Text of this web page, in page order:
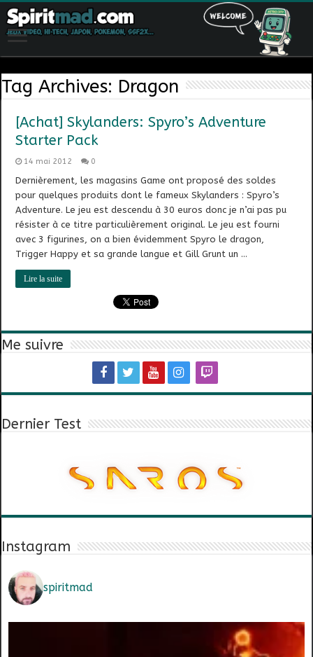
Tag Archives: Dragon
[Achat] Skylanders: Spyro’s Adventure
Starter Pack
14 mai 2012 0
Dernièrement, les magasins Game ont proposé des soldes
pour quelques produits dont le fameux Skylanders : Spyro’s
Adventure. Le jeu est descendu à 30 euros donc je n’ai pas pu
résister à ce titre particulièrement original. Le jeu est fourni
avec 3 figurines, on a bien évidemment Spyro le dragon,
Trigger Happy et sa grande langue et Gill Grunt un …
Lire la suite
Me suivre
Dernier Test
Instagram
spiritmad